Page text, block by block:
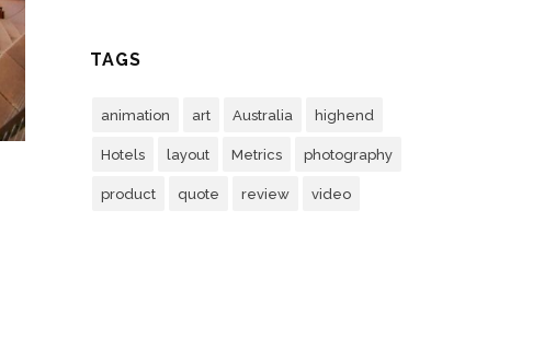
TAGS
animation art Australia highend
Hotels layout Metrics photography
product quote review video